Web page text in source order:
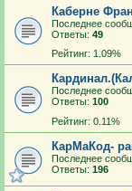
Каберне
Последнее
Ответы: 49
Рейтинг: 1.09%
Последнее
Ответы: 100
Рейтинг: 0.11%
КарМаКод-
Последнее
Ответы: 196